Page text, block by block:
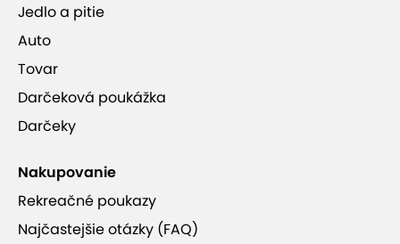
Jedlo a pitie
Auto
Tovar
Darčeková poukážka
Darčeky
Nakupovanie
Rekreačné poukazy
Najčastejšie otázky (FAQ)